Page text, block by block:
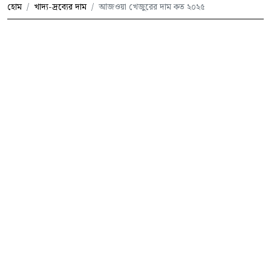
হোম খাদ্য-দ্রব্যের দাম আজওয়া খেজুরের দাম কত ২০২৫